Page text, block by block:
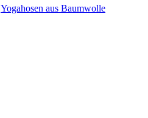
Yogahosen aus Baumwolle